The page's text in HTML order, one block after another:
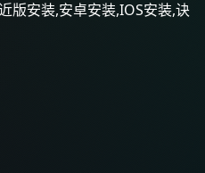
版安装,安卓安装,IOS安装,诀